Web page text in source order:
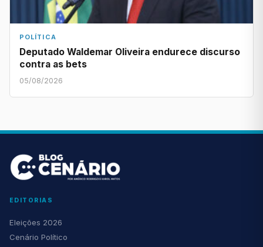
POLÍTICA
Deputado Waldemar Oliveira endurece discurso
contra as bets
05/08/2026
EDITORIAS
Eleições 2026
Cenário Político